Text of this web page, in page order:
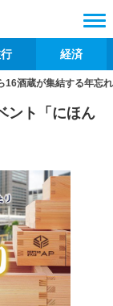
経済
16酒蔵が集結する年忘
ント「にほん